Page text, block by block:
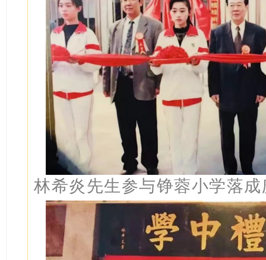
林希炎先生参与铮蓉小学落成